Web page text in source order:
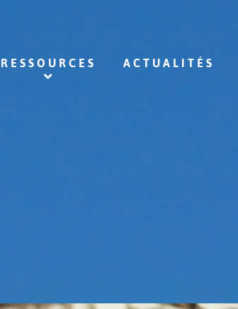
RESSOURCES ACTUALITÉS